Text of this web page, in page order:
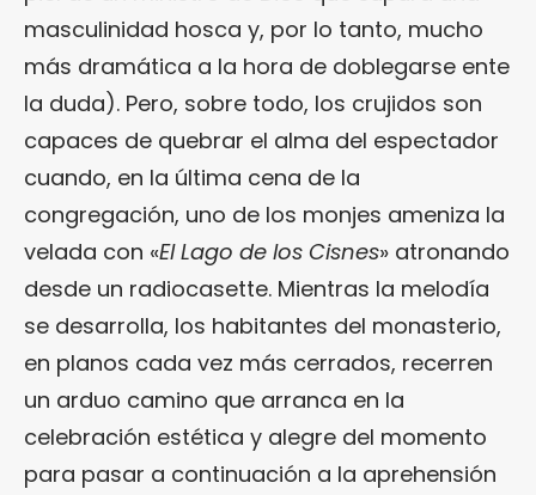
masculinidad hosca y, por lo tanto, mucho
más dramática a la hora de doblegarse ente
la duda). Pero, sobre todo, los crujidos son
capaces de quebrar el alma del espectador
cuando, en la última cena de la
congregación, uno de los monjes ameniza la
velada con «El Lago de los Cisnes» atronando
desde un radiocasette. Mientras la melodía
se desarrolla, los habitantes del monasterio,
en planos cada vez más cerrados, recerren
un arduo camino que arranca en la
celebración estética y alegre del momento
para pasar a continuación a la aprehensión